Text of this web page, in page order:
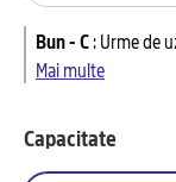
Bun - C:Urme de
Mai multe
Capacitate